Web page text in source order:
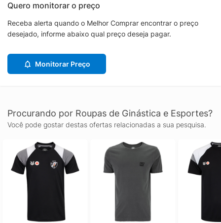
Quero monitorar o preço
Receba alerta quando o Melhor Comprar encontrar o preço
desejado, informe abaixo qual preço deseja pagar.
Monitorar Preço
Procurando por Roupas de Ginástica e Esportes?
Você pode gostar destas ofertas relacionadas a sua pesquisa.